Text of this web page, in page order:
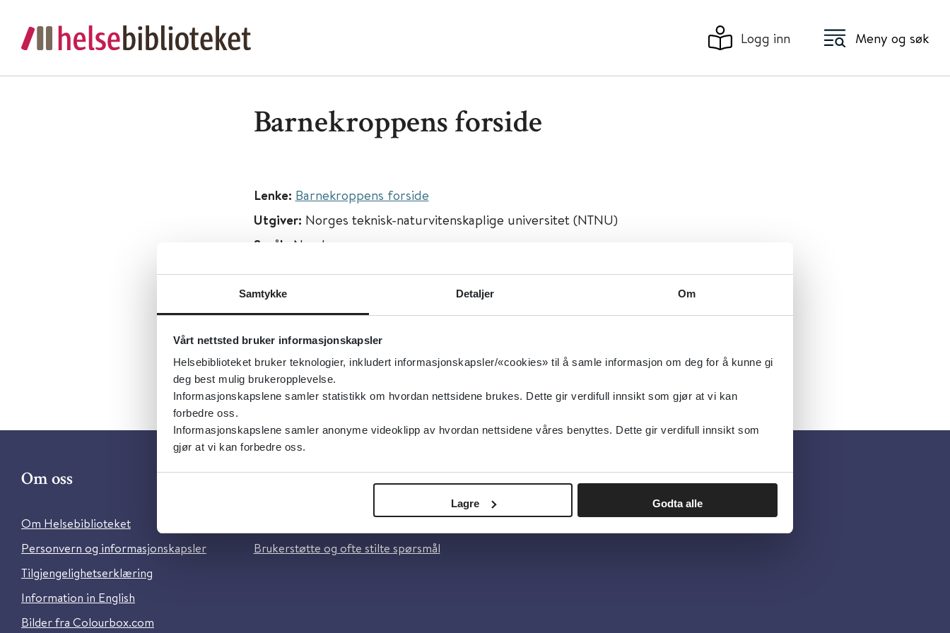
Samtykke Detaljer Om
Vårt nettsted bruker informasjonskapsler
Helsebiblioteket bruker teknologier, inkludert informasjonskapsler/«cookies» til å samle informasjon om deg for å kunne gi
deg best mulig brukeropplevelse.
Informasjonskapslene samler statistikk om hvordan nettsidene brukes. Dette gir verdifull innsikt som gjør at vi kan
forbedre oss.
Informasjonskapslene samler anonyme videoklipp av hvordan nettsidene våres benyttes. Dette gir verdifull innsikt som
gjør at vi kan forbedre oss.
Lagre Godta alle
Logg inn Meny og søk
Barnekroppens forside
Lenke: Barnekroppens forside
Utgiver: Norges teknisk-naturvitenskaplige universitet (NTNU)
Språk: Norsk
hjelp. Her finner du en plansje over barnekroppens forside. Utarbeidet av
Margrethe Wiede Aasland.
Om oss
Om Helsebiblioteket
Personvern og informasjonskapsler
Tilgjengelighetserklæring
Information in English
Bilder fra Colourbox.com
Brukerstøtte og ofte stilte spørsmål